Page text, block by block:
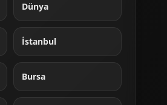
Dünya
İstanbul
Bursa